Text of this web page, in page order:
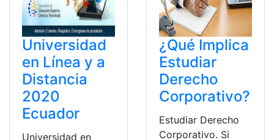
Universidad
en Línea y a
Distancia
2020
Ecuador
Universidad en
¿Qué Implica
Estudiar
Derecho
Corporativo?
Estudiar Derecho
Corporativo. Si